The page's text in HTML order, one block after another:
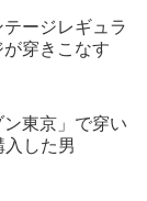
ージレギュラ
穿きこなす
東京」で穿い
した男